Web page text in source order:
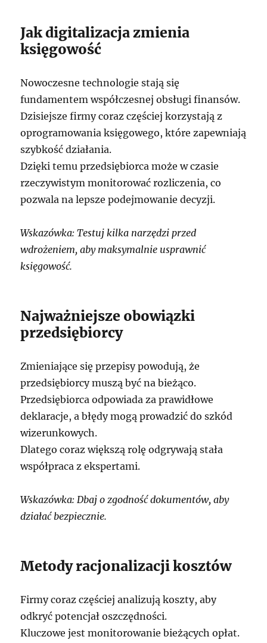
Jak digitalizacja zmienia
księgowość
Nowoczesne technologie stają się
fundamentem współczesnej obsługi finansów.
Dzisiejsze firmy coraz częściej korzystają z
oprogramowania księgowego, które zapewniają
szybkość działania.
Dzięki temu przedsiębiorca może w czasie
rzeczywistym monitorować rozliczenia, co
pozwala na lepsze podejmowanie decyzji.
Wskazówka: Testuj kilka narzędzi przed
wdrożeniem, aby maksymalnie usprawnić
księgowość.
Najważniejsze obowiązki
przedsiębiorcy
Zmieniające się przepisy powodują, że
przedsiębiorcy muszą być na bieżąco.
Przedsiębiorca odpowiada za prawidłowe
deklaracje, a błędy mogą prowadzić do szkód
wizerunkowych.
Dlatego coraz większą rolę odgrywają stała
współpraca z ekspertami.
Wskazówka: Dbaj o zgodność dokumentów, aby
działać bezpiecznie.
Metody racjonalizacji kosztów
Firmy coraz częściej analizują koszty, aby
odkryć potencjał oszczędności.
Kluczowe jest monitorowanie bieżących opłat.